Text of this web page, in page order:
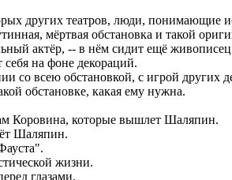
других театров, люди, понимающие
мёртвая обстановка и такой
актёр, -- в нём сидит ещё живописец
на фоне декораций.
со всею обстановкой, с игрой других
обстановке, какая ему нужна.
Коровина, которые вышлет Шаляпин.
Шаляпин.
жизни.
глазами.